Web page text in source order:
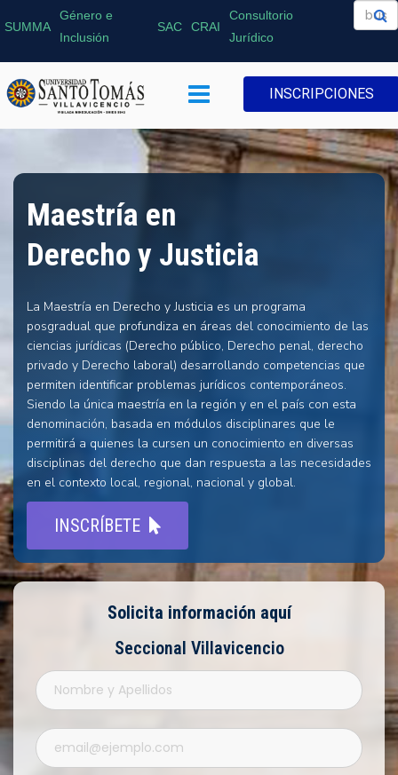
SUMMA
Género e
Inclusión
SAC CRAI
Consultorio
Jurídico
INSCRIPCIONES
Maestría en
Derecho y Justicia
La Maestría en Derecho y Justicia es un programa
posgradual que profundiza en áreas del conocimiento de las
ciencias jurídicas (Derecho público, Derecho penal, derecho
privado y Derecho laboral) desarrollando competencias que
permiten identificar problemas jurídicos contemporáneos.
Siendo la única maestría en la región y en el país con esta
denominación, basada en módulos disciplinares que le
permitirá a quienes la cursen un conocimiento en diversas
disciplinas del derecho que dan respuesta a las necesidades
en el contexto local, regional, nacional y global.
INSCRÍBETE
Solicita información aquí
Seccional Villavicencio